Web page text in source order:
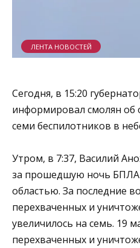
ЛЕНТА НОВОСТЕЙ
Сегодня, в 15:20
информировал смолян об
семи беспилотников в
Утром, в 7:37, Василий
за прошедшую ночь БПЛА
областью. За последние
перехваченных и
увеличилось на семь. 19
перехваченных и